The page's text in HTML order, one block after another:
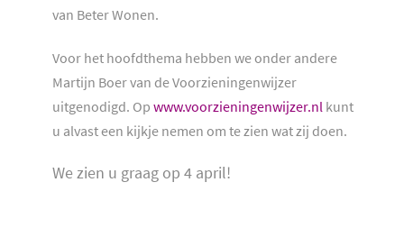
van Beter Wonen.
Voor het hoofdthema hebben we onder andere
Martijn Boer van de Voorzieningenwijzer
uitgenodigd. Op www.voorzieningenwijzer.nl kunt
u alvast een kijkje nemen om te zien wat zij doen.
We zien u graag op 4 april!